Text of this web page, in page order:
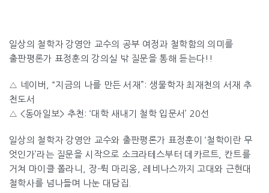
일상의 철학자 강영안 교수의 공부 여정과 철학함의 의미를
출판평론가 표정훈의 강의실 밖 질문을 통해 듣는다!!
△ 네이버, “지금의 나를 만든 서재”: 생물학자 최재천의 서재 추
천도서
△ <동아일보> 추천: ‘대학 새내기 철학 입문서’ 20선
일상의 철학자 강영안 교수와 출판평론가 표정훈이 ‘철학이란 무
엇인가’라는 질문을 시작으로 소크라테스부터 데카르트, 칸트를
거쳐 마이클 폴라니, 장-뤽 마리옹, 레비나스까지 고대와 근현대
철학사를 넘나들며 나눈 대담집.
P. 294